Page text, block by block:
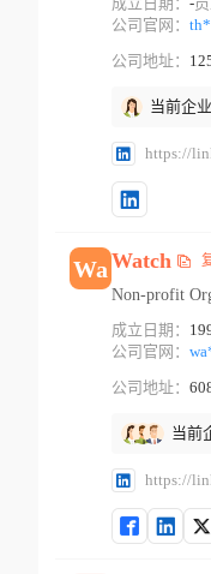
公司官网：
公司地址：
当前企
https://
WaWatch
Non-profit
成立日期：
公司官网：
公司地址：
当前
https://